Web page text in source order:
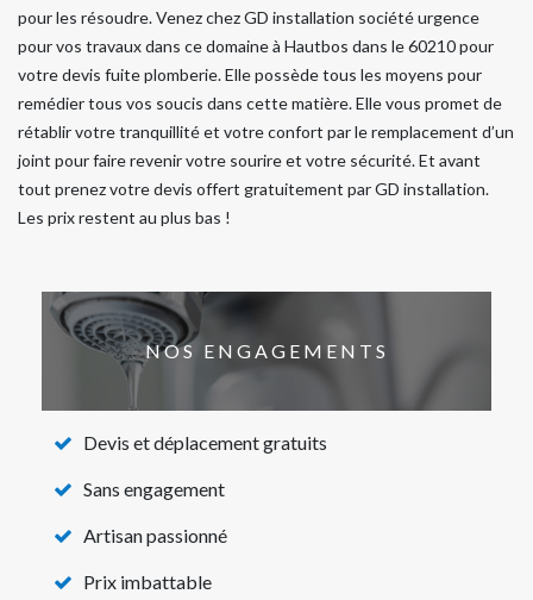
pour les résoudre. Venez chez GD installation société urgence
pour vos travaux dans ce domaine à Hautbos dans le 60210 pour
votre devis fuite plomberie. Elle possède tous les moyens pour
remédier tous vos soucis dans cette matière. Elle vous promet de
rétablir votre tranquillité et votre confort par le remplacement d’un
joint pour faire revenir votre sourire et votre sécurité. Et avant
tout prenez votre devis offert gratuitement par GD installation.
Les prix restent au plus bas !
NOS ENGAGEMENTS
Devis et déplacement gratuits
Sans engagement
Artisan passionné
Prix imbattable